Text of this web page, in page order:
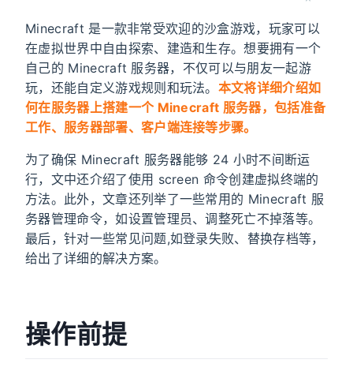
have turned on an ad
blocker... Ads can
sometimes be really
annoying... But, if
possible, please turn it off
so that our servers don't
you very much!
Minecraft 是一款非常受欢迎的沙盒游戏，玩家可以
在虚拟世界中自由探索、建造和生存。想要拥有一个
自己的 Minecraft 服务器，不仅可以与朋友一起游
玩，还能自定义游戏规则和玩法。 本文将详细介绍如
何在服务器上搭建一个 Minecraft 服务器，包括准备
工作、服务器部署、客户端连接等步骤。
为了确保 Minecraft 服务器能够 24 小时不间断运
行，文中还介绍了使用 screen 命令创建虚拟终端的
方法。此外，文章还列举了一些常用的 Minecraft 服
务器管理命令，如设置管理员、调整死亡不掉落等。
最后，针对一些常见问题,如登录失败、替换存档等，
给出了详细的解决方案。
操作前提